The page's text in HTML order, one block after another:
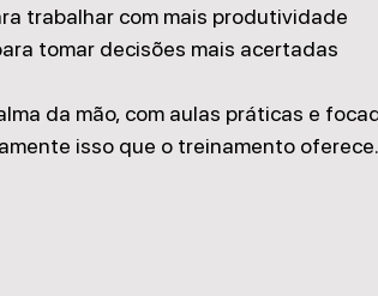
trabalhar com mais produtividade
tomar decisões mais acertadas
da mão, com aulas práticas e
isso que o treinamento oferece.